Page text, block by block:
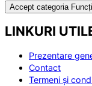
Accept categoria
LINKURI
Prezentare
Contact
Termeni și